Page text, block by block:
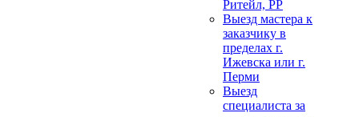
Ритейл, РР
Выезд мастера к
заказчику в
пределах г.
Ижевска или г.
Перми
Выезд
специалиста за